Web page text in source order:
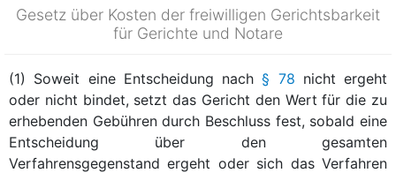
Gesetz über Kosten der freiwilligen Gerichtsbarkeit
für Gerichte und Notare
(1) Soweit eine Entscheidung nach§ 78 nicht ergeht
oder nicht bindet, setzt das Gericht den Wert für die zu
erhebenden Gebühren durch Beschluss fest, sobald eine
Entscheidung über den gesamten
Verfahrensgegenstand ergeht oder sich das Verfahren